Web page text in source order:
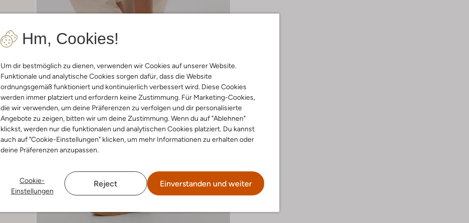
Hm, Cookies!
Um dir bestmöglich zu dienen, verwenden wir Cookies auf unserer Website.
Funktionale und analytische Cookies sorgen dafür, dass die Website
ordnungsgemäß funktioniert und kontinuierlich verbessert wird. Diese Cookies
werden immer platziert und erfordern keine Zustimmung. Für Marketing-Cookies,
die wir verwenden, um deine Präferenzen zu verfolgen und dir personalisierte
Angebote zu zeigen, bitten wir um deine Zustimmung. Wenn du auf "Ablehnen"
klickst, werden nur die funktionalen und analytischen Cookies platziert. Du kannst
auch auf "Cookie-Einstellungen" klicken, um mehr Informationen zu erhalten oder
deine Präferenzen anzupassen.
Cookie-
Einstellungen
Reject Einverstanden und weiter